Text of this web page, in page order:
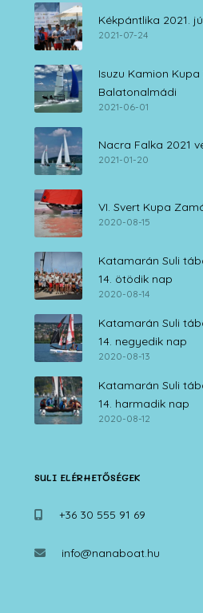
Kékpántlika 2021.
2021-07-24
Isuzu Kamion Kupa 2021. május 29-30.
Balatonalmádi
2021-06-01
Nacra Falka 2021
2021-01-20
VI. Svert Kupa
2020-08-15
Katamarán Suli
14. ötödik nap
2020-08-14
Katamarán Suli
14. negyedik nap
2020-08-13
Katamarán Suli
14. harmadik nap
2020-08-12
SULI ELÉRHETŐSÉGEK
+36 30 555 91 69
info@nanaboat.hu